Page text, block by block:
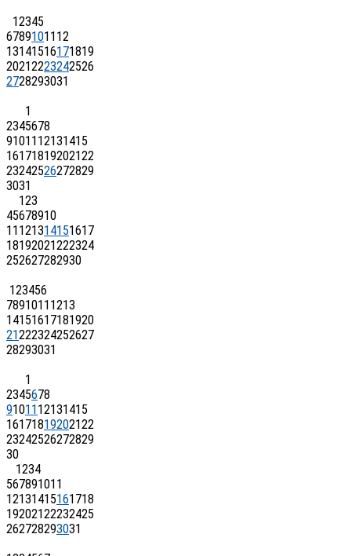
12345
6789101112
13141516171819
20212223242526
2728293031
1
2345678
9101112131415
16171819202122
23242526272829
3031
123
45678910
11121314151617
18192021222324
252627282930
123456
78910111213
14151617181920
21222324252627
28293031
1
2345678
9101112131415
16171819202122
23242526272829
30
1234
567891011
12131415161718
19202122232425
262728293031